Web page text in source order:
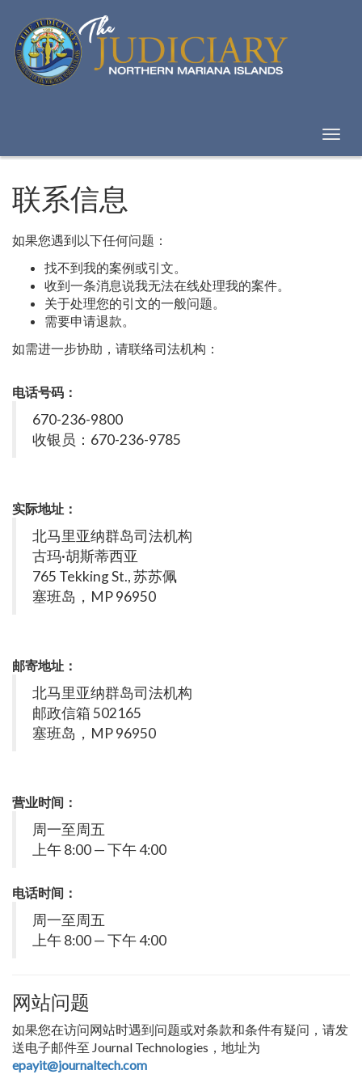
Content
切
联系信息
如果您遇到以下任何问题：
找不到我的案例或引文。
收到一条消息说我无法在线处理我的案件。
关于处理您的引文的一般问题。
需要申请退款。
如需进一步协助，请联络司法机构：
电话号码：
670-236-9800
收银员：670-236-9785
实际地址：
北马里亚纳群岛司法机构
古玛·胡斯蒂西亚
765 Tekking St., 苏苏佩
塞班岛，MP 96950
邮寄地址：
北马里亚纳群岛司法机构
邮政信箱 502165
塞班岛，MP 96950
营业时间：
周一至周五
上午 8:00 — 下午 4:00
电话时间：
周一至周五
上午 8:00 — 下午 4:00
网站问题
如果您在访问网站时遇到问题或对条款和条件有疑问，请发
送电子邮件至 Journal Technologies，地址为
epayit@journaltech.com